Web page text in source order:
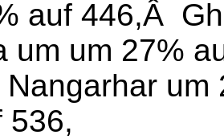
auf 446,Â
um um 27%
um
536,